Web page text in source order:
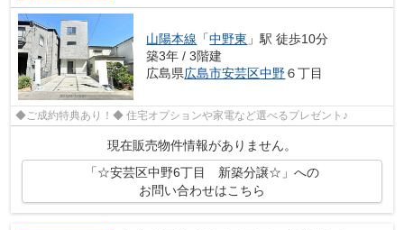
山陽本線 「中野東 」駅 徒歩10分
築3年 / 3階建
広島県広島市安芸区中野６丁目
◆ご成約特典あり！◆ 住宅オプションや家電など選べるプレゼント♪
現在販売物件情報がありません。
「☆安芸区中野6丁目 新築分譲☆」への
お問い合わせはこちら